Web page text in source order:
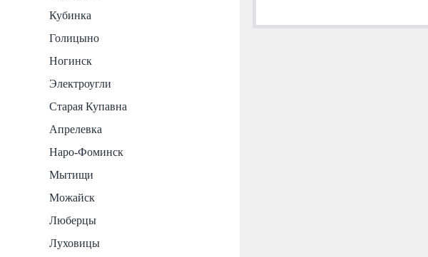
Кубинка
Голицыно
Ногинск
Электроугли
Старая Купавна
Апрелевка
Наро-Фоминск
Мытищи
Можайск
Люберцы
Луховицы